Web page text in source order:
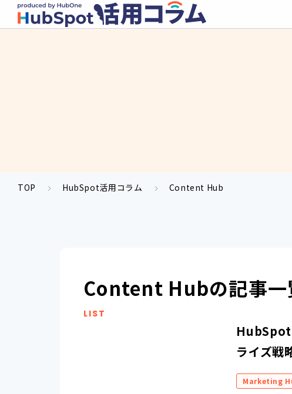
TOP HubSpot活用コラム Content Hub
Content Hubの記事一
LIST
HubSpot
ライズ戦
Marketing